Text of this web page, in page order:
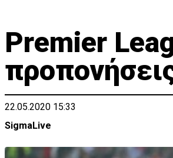
Premier
22.05.2020 15:33
SigmaLive